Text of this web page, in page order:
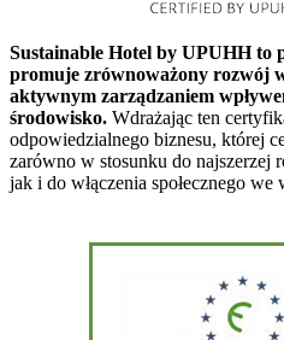
Sustainable Hotel by UPUHH to
promuje zrównoważony rozwój
aktywnym zarządzaniem
środowisko. Wdrażając ten
odpowiedzialnego biznesu, której
zarówno w stosunku do najszerzej
jak i do włączenia społecznego we